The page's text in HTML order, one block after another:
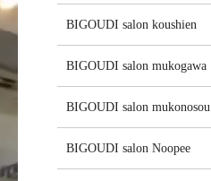
BIGOUDI salon koushien
BIGOUDI salon mukogawa
BIGOUDI salon mukonosou
BIGOUDI salon Noopee